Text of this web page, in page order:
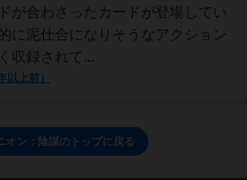
が合わさったカードが登場してい
に泥仕合になりそうなアクション
収録されて...
以上前）
オン：陰謀のトップに戻る